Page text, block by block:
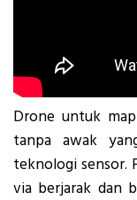
Drone untuk
tanpa awak
teknologi sensor.
via berjarak dan